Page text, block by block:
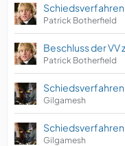
Patrick Botherfield
Beschluss der VV
Patrick Botherfield
Gilgamesh
Gilgamesh